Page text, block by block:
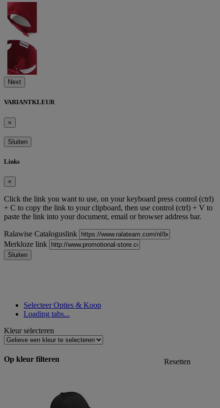
Next
VARIANTKLEUR
×
Sluiten
Links
×
Click the link you want to use, on your keyboard press control (ctrl)
+ C to copy the link to your clipboard, then use control (ctrl) + V to
paste the link into your document, email or browser address bar.
Ralawise Cataloguslink
Merkloze link
Sluiten
Selecteer Opties & Koop
Loading tabs...
Kleur selecteren
Op kleur filteren Resetten